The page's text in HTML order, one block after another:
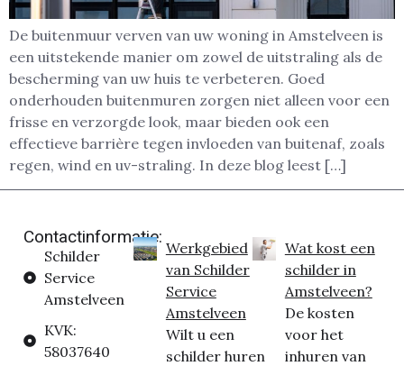
De buitenmuur verven van uw woning in Amstelveen is
een uitstekende manier om zowel de uitstraling als de
bescherming van uw huis te verbeteren. Goed
onderhouden buitenmuren zorgen niet alleen voor een
frisse en verzorgde look, maar bieden ook een
effectieve barrière tegen invloeden van buitenaf, zoals
regen, wind en uv-straling. In deze blog leest […]
Contactinformatie:
Schilder
Service
Amstelveen
KVK:
58037640
Werkgebied
van Schilder
Service
Amstelveen
Wilt u een
schilder huren
Wat kost een
schilder in
Amstelveen?
De kosten
voor het
inhuren van